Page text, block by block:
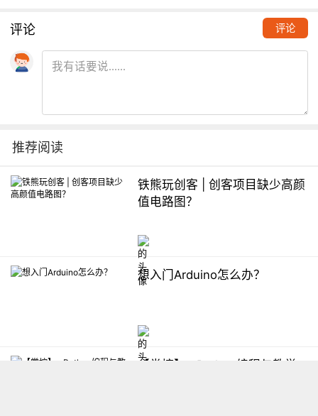
评论 评论
推荐阅读
铁熊玩创客 | 创客项目缺少高颜
值电路图？
想入门Arduino怎么办？
【掌控】mPython编程与教学